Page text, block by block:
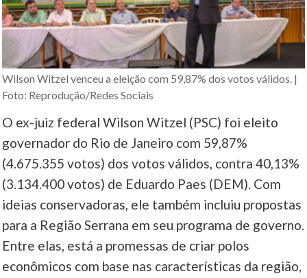
Wilson Witzel venceu a eleição com 59,87% dos votos válidos. |
Foto: Reprodução/Redes Sociais
O ex-juiz federal Wilson Witzel (PSC) foi eleito
governador do Rio de Janeiro com 59,87%
(4.675.355 votos) dos votos válidos, contra 40,13%
(3.134.400 votos) de Eduardo Paes (DEM). Com
ideias conservadoras, ele também incluiu propostas
para a Região Serrana em seu programa de governo.
Entre elas, está a promessas de criar polos
econômicos com base nas características da região,